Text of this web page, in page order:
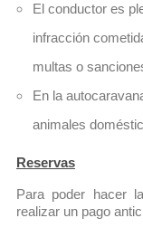
El conductor es
infracción
multas o
En la
animales
Reservas
Para poder hacer
realizar un pago